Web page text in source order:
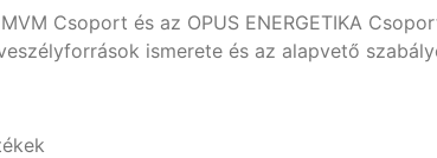
Csoport és az OPUS ENERGETIKA
ismerete és az alapvető